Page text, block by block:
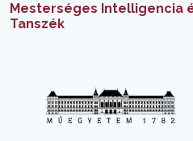
Mesterséges Intelligencia
Tanszék